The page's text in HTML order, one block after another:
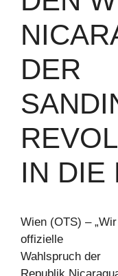
DER
IN DIE
Wien (OTS) –
offizielle
Wahlspruch der